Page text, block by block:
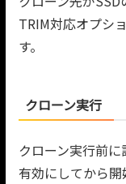
TRIM対応オプシ
す。
クローン実行
クローン実行前
有効にしてから開